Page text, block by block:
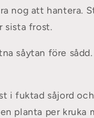
nog att hantera.
sista frost.
såytan före
i fuktad såjord
planta per kruka